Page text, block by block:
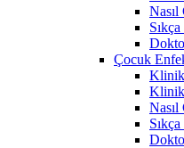
Çocuk
Klinik